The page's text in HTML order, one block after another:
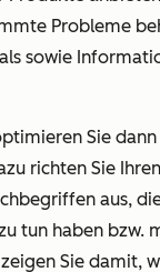
Probleme
sowie
Sie
richten Sie
aus,
tun haben bzw.
Sie damit,